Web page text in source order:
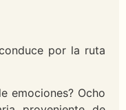
por la ruta
emociones? Ocho